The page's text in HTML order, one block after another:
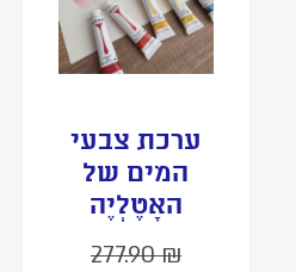
ערכת צבעי
המים של
האָטֶלְיֶה
277.90₪